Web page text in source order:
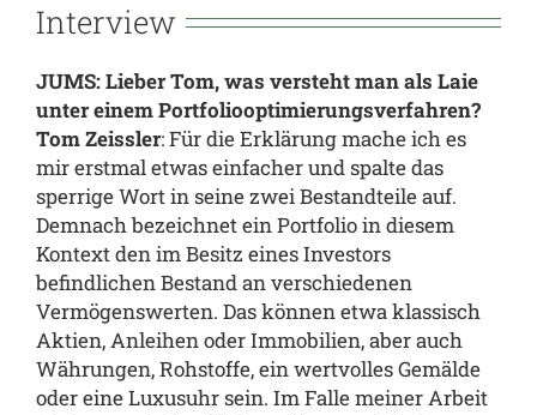
Interview
JUMS: Lieber Tom, was versteht man als Laie
unter einem Portfoliooptimierungsverfahren?
Tom Zeissler: Für die Erklärung mache ich es
mir erstmal etwas einfacher und spalte das
sperrige Wort in seine zwei Bestandteile auf.
Demnach bezeichnet ein Portfolio in diesem
Kontext den im Besitz eines Investors
befindlichen Bestand an verschiedenen
Vermögenswerten. Das können etwa klassisch
Aktien, Anleihen oder Immobilien, aber auch
Währungen, Rohstoffe, ein wertvolles Gemälde
oder eine Luxusuhr sein. Im Falle meiner Arbeit